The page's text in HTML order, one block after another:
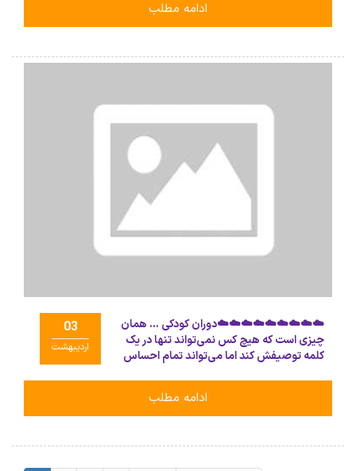
ادامه مطلب
03
اردیبهشت
☁️☁️☁️☁️☁️☁️☁️☁️☁️دوران کودکی … همان
چیزی است که هیچ کس نمی‌تواند تنها در یک
کلمه توصیفش کند اما می‌تواند تمام احساس
والدین ارجمند را دعوت میکنم به مشاهده گوشه
ای از فعالیت‌های کلاس
ادامه مطلب